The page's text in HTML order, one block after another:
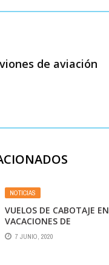
de aviación
NOTICIAS
VUELOS DE CABOTAJE EN
VACACIONES DE
INVIERNO
7 JUNIO, 2020